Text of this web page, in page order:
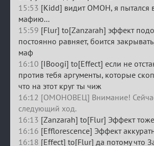
15:53 [Kidd] видит ОМОН, я пытался
мафию...
15:59 [Flur] to[Zanzarah] эффект
постоянно равняет, боится
маф
16:10 [IBoogi] to[Effect] если не
против тебя аргументы, которые
что на этот круг ты чиж
16:12 [ОМОНОВЕЦ] Внимание!
следующий ход.
16:13 [Zanzarah] to[Flur] Эффект
16:16 [Efflorescence] Эффект
16:18 [Effect] to[Flur] да потому что